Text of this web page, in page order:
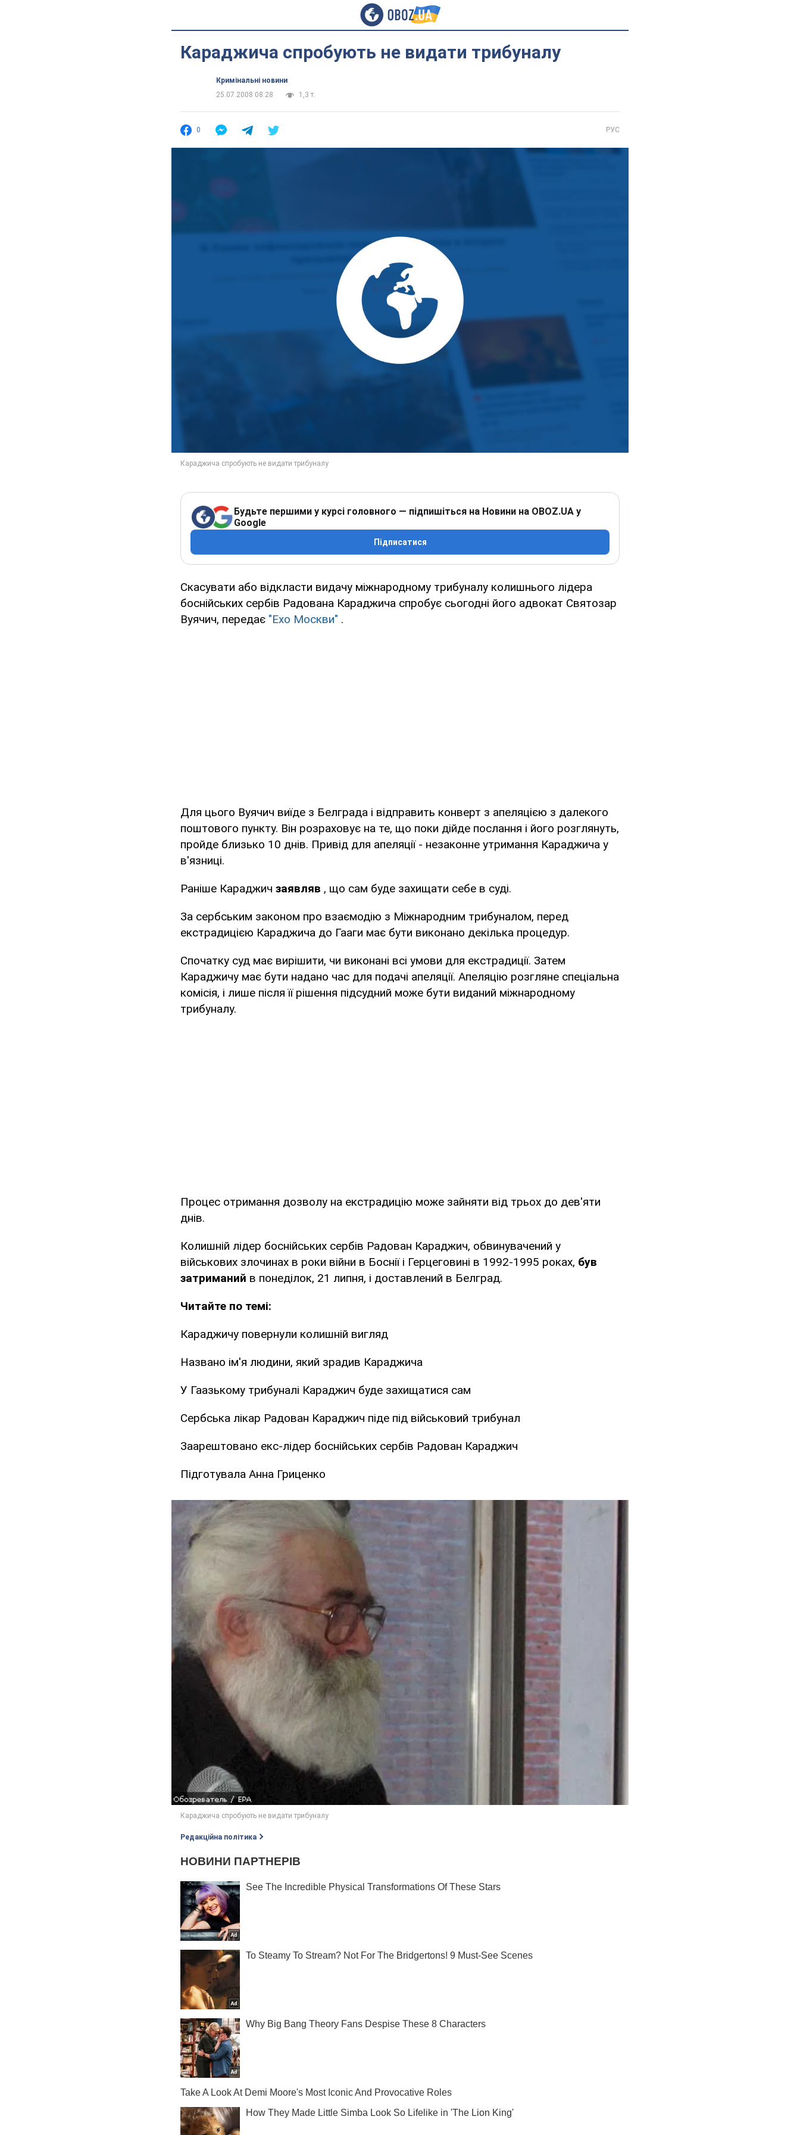
Караджича спробують не видати трибуналу
Кримінальні новини
25.07.2008 08:28
1,3 т.
0 РУС
Будьте першими у курсі головного — підпишіться на Новини на OBOZ.UA у
Google
Підписатися
Скасувати або відкласти видачу міжнародному трибуналу колишнього лідера
боснійських сербів Радована Караджича спробує сьогодні його адвокат Святозар
Вуячич, передає "Ехо Москви" .
Для цього Вуячич виїде з Белграда і відправить конверт з апеляцією з далекого
поштового пункту. Він розраховує на те, що поки дійде послання і його розглянуть,
пройде близько 10 днів. Привід для апеляції - незаконне утримання Караджича у
в'язниці.
Раніше Караджич заявляв , що сам буде захищати себе в суді.
За сербським законом про взаємодію з Міжнародним трибуналом, перед
екстрадицією Караджича до Гааги має бути виконано декілька процедур.
Спочатку суд має вирішити, чи виконані всі умови для екстрадиції. Затем
Караджичу має бути надано час для подачі апеляції. Апеляцію розгляне спеціальна
комісія, і лише після її рішення підсудний може бути виданий міжнародному
трибуналу.
Процес отримання дозволу на екстрадицію може зайняти від трьох до дев'яти
днів.
Колишній лідер боснійських сербів Радован Караджич, обвинувачений у
військових злочинах в роки війни в Боснії і Герцеговині в 1992-1995 роках, був
затриманий в понеділок, 21 липня, і доставлений в Белград.
Читайте по темі:
Караджичу повернули колишній вигляд
Названо ім'я людини, який зрадив Караджича
У Гаазькому трибуналі Караджич буде захищатися сам
Сербська лікар Радован Караджич піде під військовий трибунал
Заарештовано екс-лідер боснійських сербів Радован Караджич
Підготувала Анна Гриценко
Редакційна політика